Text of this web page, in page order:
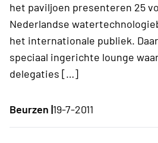
het paviljoen presenteren 25
Nederlandse
het internationale publiek.
speciaal ingerichte lounge
delegaties […]
Beurzen |19-7-2011